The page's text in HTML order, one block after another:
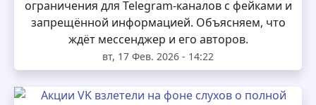
ограничения для Telegram‑каналов с фейками и
запрещённой информацией. Объясняем, что
ждёт мессенджер и его авторов.
вт, 17 Фев. 2026 - 14:22